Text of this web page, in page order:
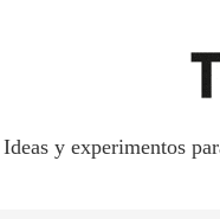
Ideas y experimentos